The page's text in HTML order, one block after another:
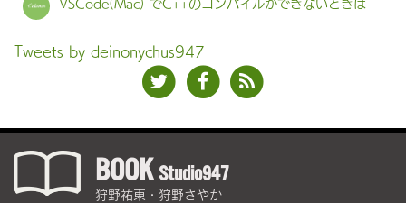
Tweets by deinonychus947
BOOKStudio947
狩野祐東・狩野さやか